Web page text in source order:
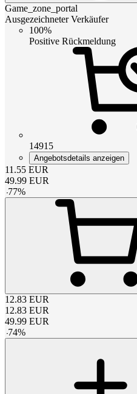
Game_zone_portal
Ausgezeichneter Verkäufer
100%
Positive Rückmeldung
14915
Angebotsdetails anzeigen
11.55 EUR
49.99 EUR
-77%
12.83 EUR
12.83 EUR
49.99 EUR
-74%